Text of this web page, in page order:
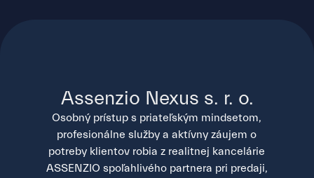
Assenzio Nexus s. r. o.
Osobný prístup s priateľským mindsetom,
profesionálne služby a aktívny záujem o
potreby klientov robia z realitnej kancelárie
ASSENZIO spoľahlivého partnera pri predaji,